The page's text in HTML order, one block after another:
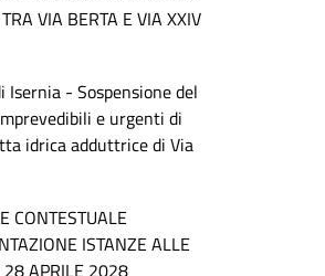
VIA BERTA E VIA XXIV
Isernia - Sospensione del
e urgenti di
idrica adduttrice di Via
CONTESTUALE
ISTANZE ALLE
28 APRILE 2028